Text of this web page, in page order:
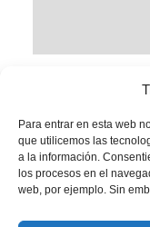
Para entrar en esta web
que utilicemos las
a la información.
los procesos en el
web, por ejemplo. Sin